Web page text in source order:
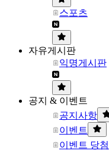
스포츠
자유게시판
익명게시판
공지 & 이벤트
공지사항
이벤트
이벤트 당